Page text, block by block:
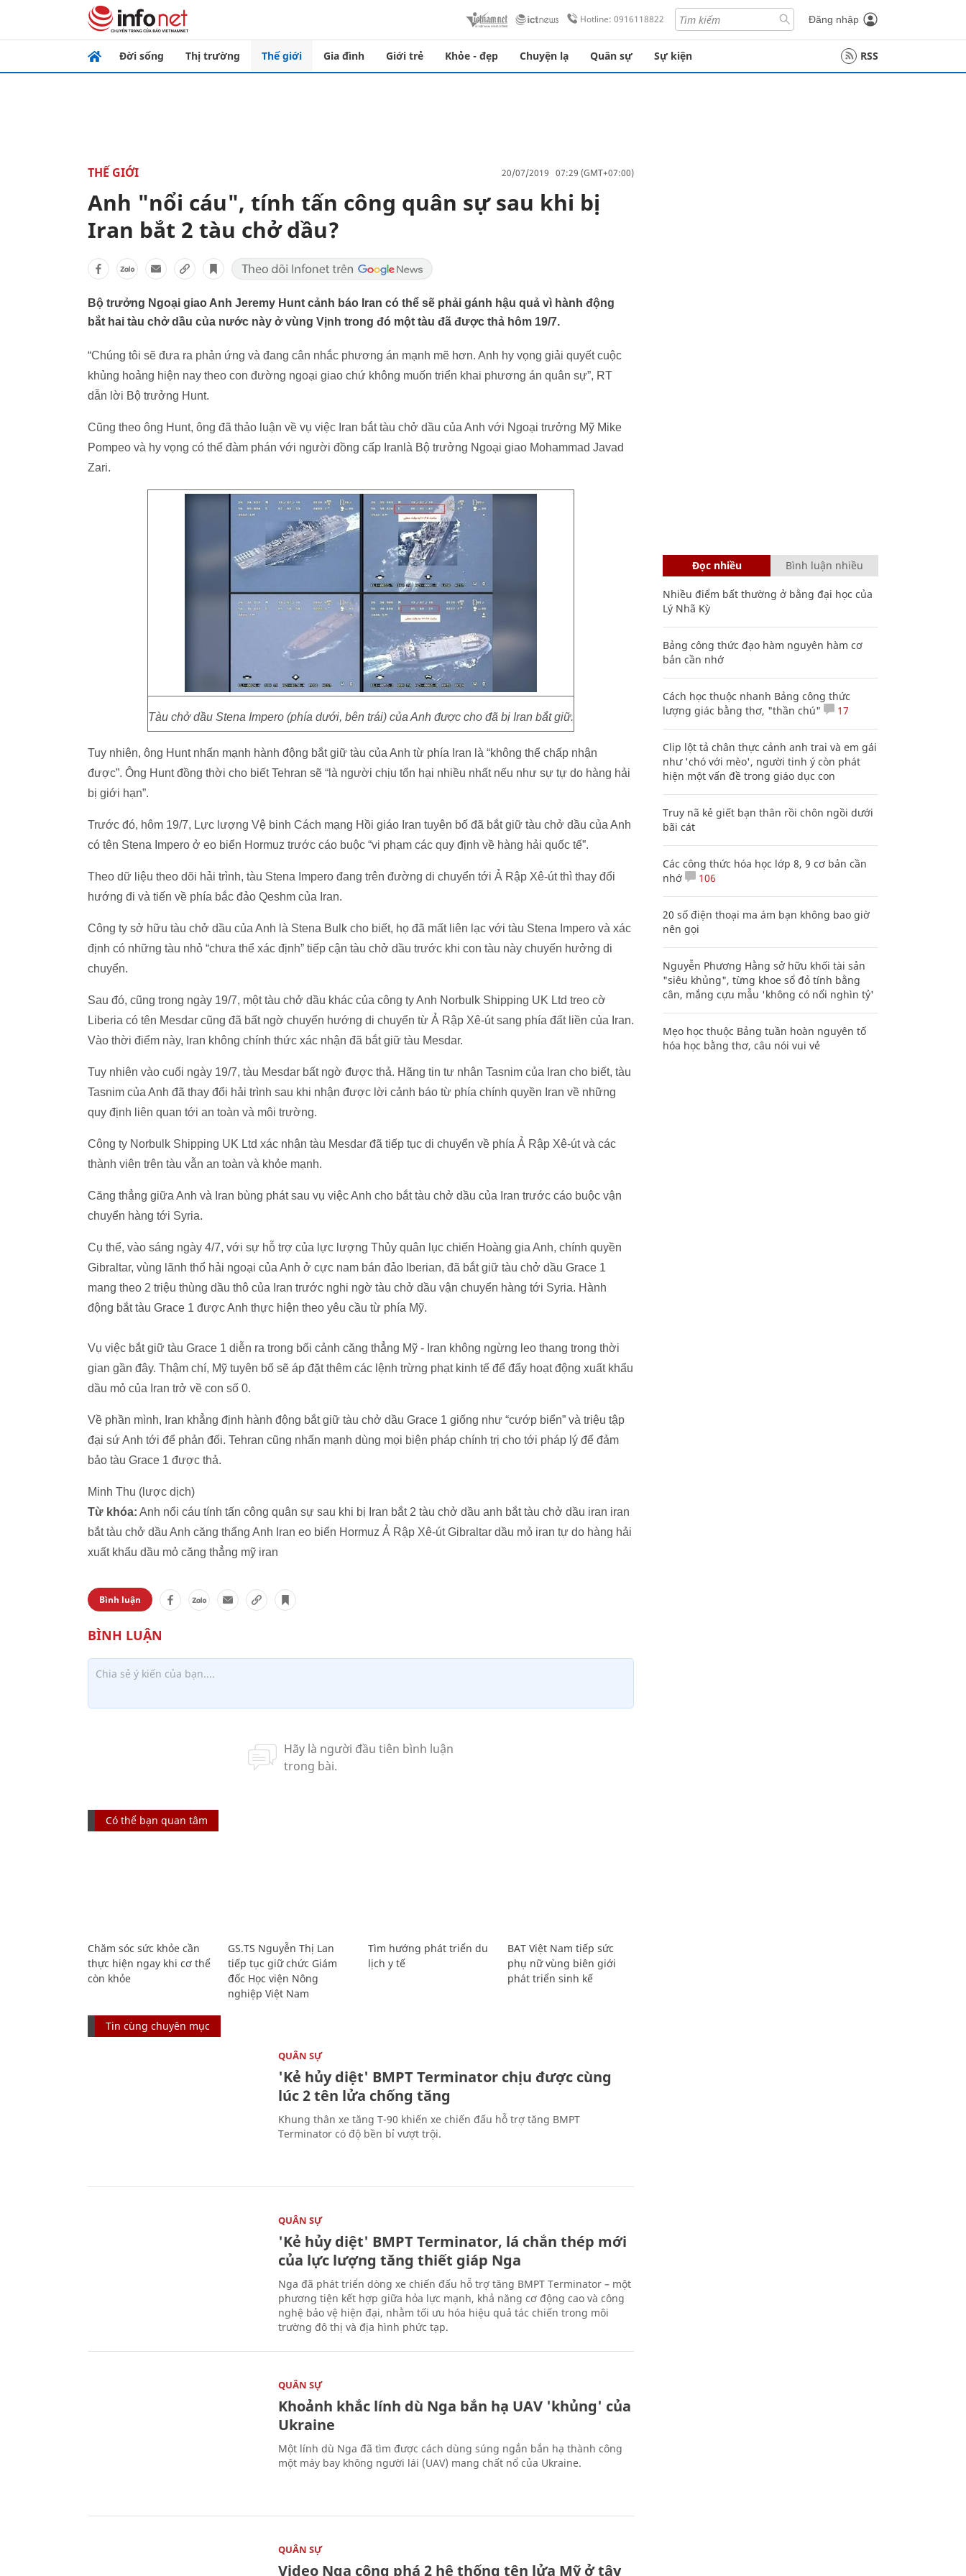
Hotline: 0916118822 Đăng nhập
Đời sống Thị trường Thế giới Gia đình Giới trẻ Khỏe - đẹp Chuyện lạ Quân sự Sự kiện RSS
THẾ GIỚI 20/07/2019 07:29 (GMT+07:00)
Anh "nổi cáu", tính tấn công quân sự sau khi bị
Iran bắt 2 tàu chở dầu?
Bộ trưởng Ngoại giao Anh Jeremy Hunt cảnh báo Iran có thể sẽ phải gánh hậu quả vì hành động
bắt hai tàu chở dầu của nước này ở vùng Vịnh trong đó một tàu đã được thả hôm 19/7.
“Chúng tôi sẽ đưa ra phản ứng và đang cân nhắc phương án mạnh mẽ hơn. Anh hy vọng giải quyết cuộc
khủng hoảng hiện nay theo con đường ngoại giao chứ không muốn triển khai phương án quân sự”, RT
dẫn lời Bộ trưởng Hunt.
Cũng theo ông Hunt, ông đã thảo luận về vụ việc Iran bắt tàu chở dầu của Anh với Ngoại trưởng Mỹ Mike
Pompeo và hy vọng có thể đàm phán với người đồng cấp Iranlà Bộ trưởng Ngoại giao Mohammad Javad
Zari.
Tàu chở dầu Stena Impero (phía dưới, bên trái) của Anh được cho đã bị Iran bắt giữ.
Tuy nhiên, ông Hunt nhấn mạnh hành động bắt giữ tàu của Anh từ phía Iran là “không thể chấp nhận
được”. Ông Hunt đồng thời cho biết Tehran sẽ “là người chịu tổn hại nhiều nhất nếu như sự tự do hàng hải
bị giới hạn”.
Trước đó, hôm 19/7, Lực lượng Vệ binh Cách mạng Hồi giáo Iran tuyên bố đã bắt giữ tàu chở dầu của Anh
có tên Stena Impero ở eo biển Hormuz trước cáo buộc “vi phạm các quy định về hàng hải quốc tế”.
Theo dữ liệu theo dõi hải trình, tàu Stena Impero đang trên đường di chuyển tới Ả Rập Xê-út thì thay đổi
hướng đi và tiến về phía bắc đảo Qeshm của Iran.
Công ty sở hữu tàu chở dầu của Anh là Stena Bulk cho biết, họ đã mất liên lạc với tàu Stena Impero và xác
định có những tàu nhỏ “chưa thể xác định” tiếp cận tàu chở dầu trước khi con tàu này chuyến hưởng di
chuyển.
Sau đó, cũng trong ngày 19/7, một tàu chở dầu khác của công ty Anh Norbulk Shipping UK Ltd treo cờ
Liberia có tên Mesdar cũng đã bất ngờ chuyển hướng di chuyển từ Ả Rập Xê-út sang phía đất liền của Iran.
Vào thời điểm này, Iran không chính thức xác nhận đã bắt giữ tàu Mesdar.
Tuy nhiên vào cuối ngày 19/7, tàu Mesdar bất ngờ được thả. Hãng tin tư nhân Tasnim của Iran cho biết, tàu
Tasnim của Anh đã thay đổi hải trình sau khi nhận được lời cảnh báo từ phía chính quyền Iran về những
quy định liên quan tới an toàn và môi trường.
Công ty Norbulk Shipping UK Ltd xác nhận tàu Mesdar đã tiếp tục di chuyển về phía Ả Rập Xê-út và các
thành viên trên tàu vẫn an toàn và khỏe mạnh.
Căng thẳng giữa Anh và Iran bùng phát sau vụ việc Anh cho bắt tàu chở dầu của Iran trước cáo buộc vận
chuyển hàng tới Syria.
Cụ thể, vào sáng ngày 4/7, với sự hỗ trợ của lực lượng Thủy quân lục chiến Hoàng gia Anh, chính quyền
Gibraltar, vùng lãnh thổ hải ngoại của Anh ở cực nam bán đảo Iberian, đã bắt giữ tàu chở dầu Grace 1
mang theo 2 triệu thùng dầu thô của Iran trước nghi ngờ tàu chở dầu vận chuyển hàng tới Syria. Hành
động bắt tàu Grace 1 được Anh thực hiện theo yêu cầu từ phía Mỹ.
Vụ việc bắt giữ tàu Grace 1 diễn ra trong bối cảnh căng thẳng Mỹ - Iran không ngừng leo thang trong thời
gian gần đây. Thậm chí, Mỹ tuyên bố sẽ áp đặt thêm các lệnh trừng phạt kinh tế để đẩy hoạt động xuất khẩu
dầu mỏ của Iran trở về con số 0.
Về phần mình, Iran khẳng định hành động bắt giữ tàu chở dầu Grace 1 giống như “cướp biển” và triệu tập
đại sứ Anh tới để phản đối. Tehran cũng nhấn mạnh dùng mọi biện pháp chính trị cho tới pháp lý để đảm
bảo tàu Grace 1 được thả.
Minh Thu (lược dịch)
Từ khóa: Anh nổi cáu tính tấn công quân sự sau khi bị Iran bắt 2 tàu chở dầu anh bắt tàu chở dầu iran iran
bắt tàu chở dầu Anh căng thẩng Anh Iran eo biển Hormuz Ả Rập Xê-út Gibraltar dầu mỏ iran tự do hàng hải
xuất khẩu dầu mỏ căng thẳng mỹ iran
Bình luận
Có thể bạn quan tâm
Chăm sóc sức khỏe cần
thực hiện ngay khi cơ thể
còn khỏe
GS.TS Nguyễn Thị Lan
tiếp tục giữ chức Giám
đốc Học viện Nông
nghiệp Việt Nam
Tìm hướng phát triển du
lịch y tế
BAT Việt Nam tiếp sức
phụ nữ vùng biên giới
phát triển sinh kế
Tin cùng chuyên mục
QUÂN SỰ
'Kẻ hủy diệt' BMPT Terminator chịu được cùng
lúc 2 tên lửa chống tăng
Khung thân xe tăng T-90 khiến xe chiến đấu hỗ trợ tăng BMPT
Terminator có độ bền bỉ vượt trội.
QUÂN SỰ
'Kẻ hủy diệt' BMPT Terminator, lá chắn thép mới
của lực lượng tăng thiết giáp Nga
Nga đã phát triển dòng xe chiến đấu hỗ trợ tăng BMPT Terminator – một
phương tiện kết hợp giữa hỏa lực mạnh, khả năng cơ động cao và công
nghệ bảo vệ hiện đại, nhằm tối ưu hóa hiệu quả tác chiến trong môi
trường đô thị và địa hình phức tạp.
QUÂN SỰ
Khoảnh khắc lính dù Nga bắn hạ UAV 'khủng' của
Ukraine
Một lính dù Nga đã tìm được cách dùng súng ngắn bắn hạ thành công
một máy bay không người lái (UAV) mang chất nổ của Ukraine.
QUÂN SỰ
Video Nga công phá 2 hệ thống tên lửa Mỹ ở tây
Đọc nhiều Bình luận nhiều
Nhiều điểm bất thường ở bằng đại học của
Lý Nhã Kỳ
Bảng công thức đạo hàm nguyên hàm cơ
bản cần nhớ
Cách học thuộc nhanh Bảng công thức
lượng giác bằng thơ, "thần chú"
17
Clip lột tả chân thực cảnh anh trai và em gái
như 'chó với mèo', người tinh ý còn phát
hiện một vấn đề trong giáo dục con
Truy nã kẻ giết bạn thân rồi chôn ngồi dưới
bãi cát
Các công thức hóa học lớp 8, 9 cơ bản cần
nhớ
106
20 số điện thoại ma ám bạn không bao giờ
nên gọi
Nguyễn Phương Hằng sở hữu khối tài sản
"siêu khủng", từng khoe sổ đỏ tính bằng
cân, mắng cựu mẫu 'không có nổi nghìn tỷ'
Mẹo học thuộc Bảng tuần hoàn nguyên tố
hóa học bằng thơ, câu nói vui vẻ